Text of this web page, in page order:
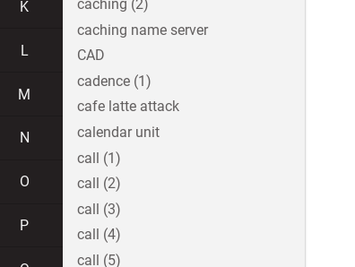
K
L
M
N
O
P
caching (2)
caching name server
CAD
cadence (1)
cafe latte attack
calendar unit
call (1)
call (2)
call (3)
call (4)
call (5)